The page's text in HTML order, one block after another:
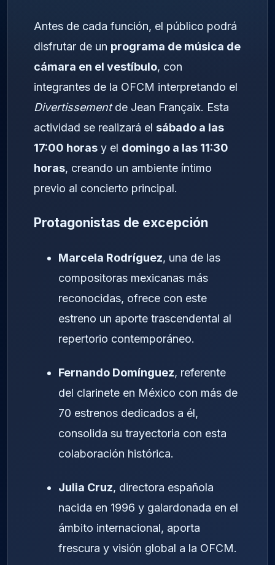
Antes de cada función, el público podrá
disfrutar de un programa de música de
cámara en el vestíbulo, con
integrantes de la OFCM interpretando el
Divertissementde Jean Françaix. Esta
actividad se realizará el sábado a las
17:00 horas y el domingo a las 11:30
horas, creando un ambiente íntimo
previo al concierto principal.
Protagonistas de excepción
Marcela Rodríguez, una de las
compositoras mexicanas más
reconocidas, ofrece con este
estreno un aporte trascendental al
repertorio contemporáneo.
Fernando Domínguez, referente
del clarinete en México con más de
70 estrenos dedicados a él,
consolida su trayectoria con esta
colaboración histórica.
Julia Cruz, directora española
nacida en 1996 y galardonada en el
ámbito internacional, aporta
frescura y visión global a la OFCM.